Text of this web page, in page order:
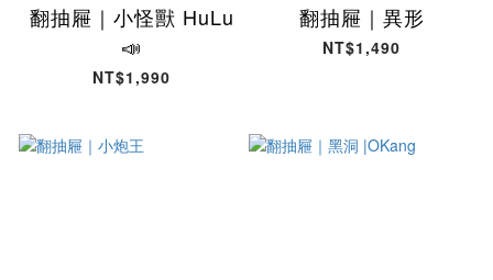
翻抽屜｜小怪獸 HuLu
📣
NT$1,990
翻抽屜｜異形
NT$1,490